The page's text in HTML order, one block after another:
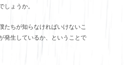
しょうか。
たちが知らなければいけないこ
発生しているか、ということで